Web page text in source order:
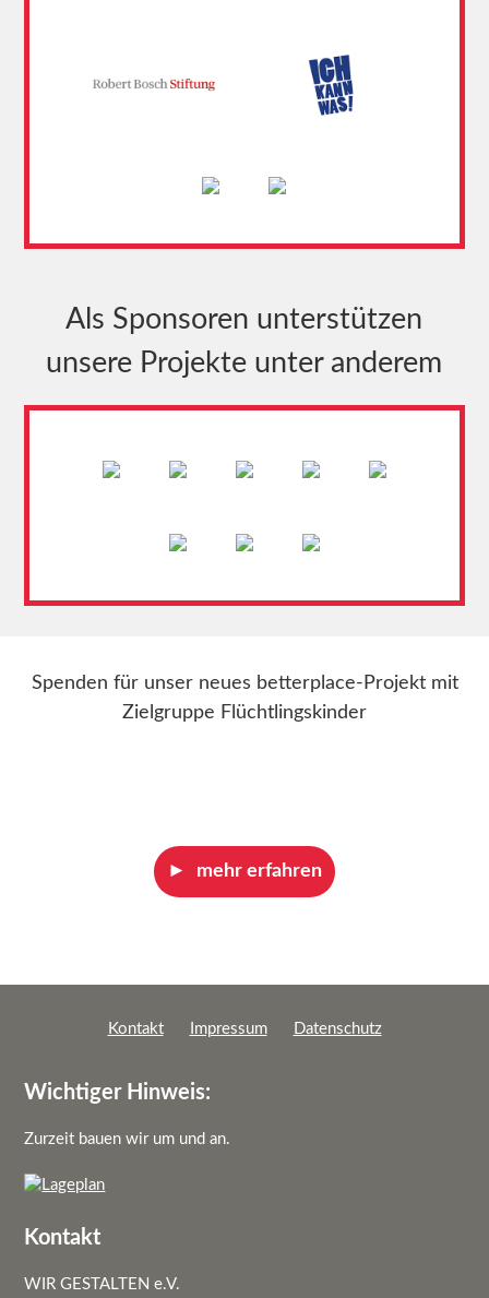
Als Sponsoren unterstützen
unsere Projekte unter anderem
Spenden für unser neues betterplace-Projekt mit
Zielgruppe Flüchtlingskinder
mehr erfahren
Kontakt Impressum Datenschutz
Wichtiger Hinweis:
Zurzeit bauen wir um und an.
Kontakt
WIR GESTALTEN e.V.